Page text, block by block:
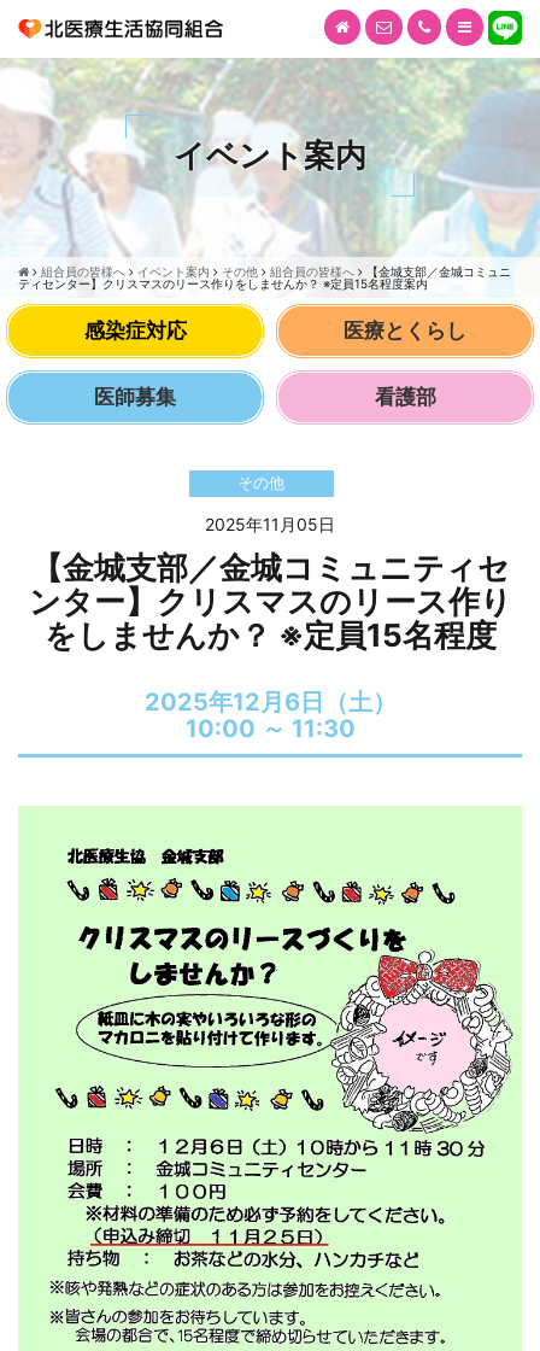
イベント案内
組合員の皆様へ イベント案内 その他 組合員の皆様へ
【金城支部／金城コミュニ
ティセンター】クリスマスのリース作りをしませんか？ ※定員15名程度案内
感染症対応 医療とくらし
医師募集 看護部
その他
2025年11月05日
【金城支部／金城コミュニティセ
ンター】クリスマスのリース作り
をしませんか？ ※定員15名程度
2025年12月6日（土）
10:00 ～ 11:30